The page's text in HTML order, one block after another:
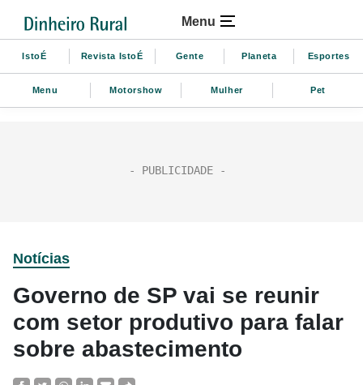
Menu
IstoÉ Revista IstoÉ Gente Planeta Esportes
Menu Motorshow Mulher Pet
Notícias
Governo de SP vai se reunir
com setor produtivo para falar
sobre abastecimento